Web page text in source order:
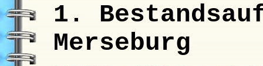
1.
Merseburg